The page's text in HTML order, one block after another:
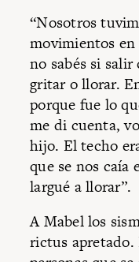
“Nosotros
movimientos
no sabés si
gritar o llorar.
porque fue lo
me di cuenta,
hijo. El techo
que se nos caía
largué a llorar”.
A Mabel los
rictus apretado.